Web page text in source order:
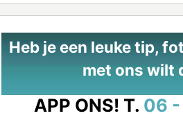
Heb je een leuke tip,
met ons wilt
APP ONS! T. 06 -